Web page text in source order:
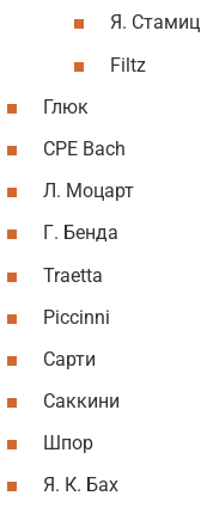
Я. Стамиц
Filtz
Глюк
CPE Bach
Л. Моцарт
Г. Бенда
Traetta
Piccinni
Сарти
Саккини
Шпор
Я. К. Бах